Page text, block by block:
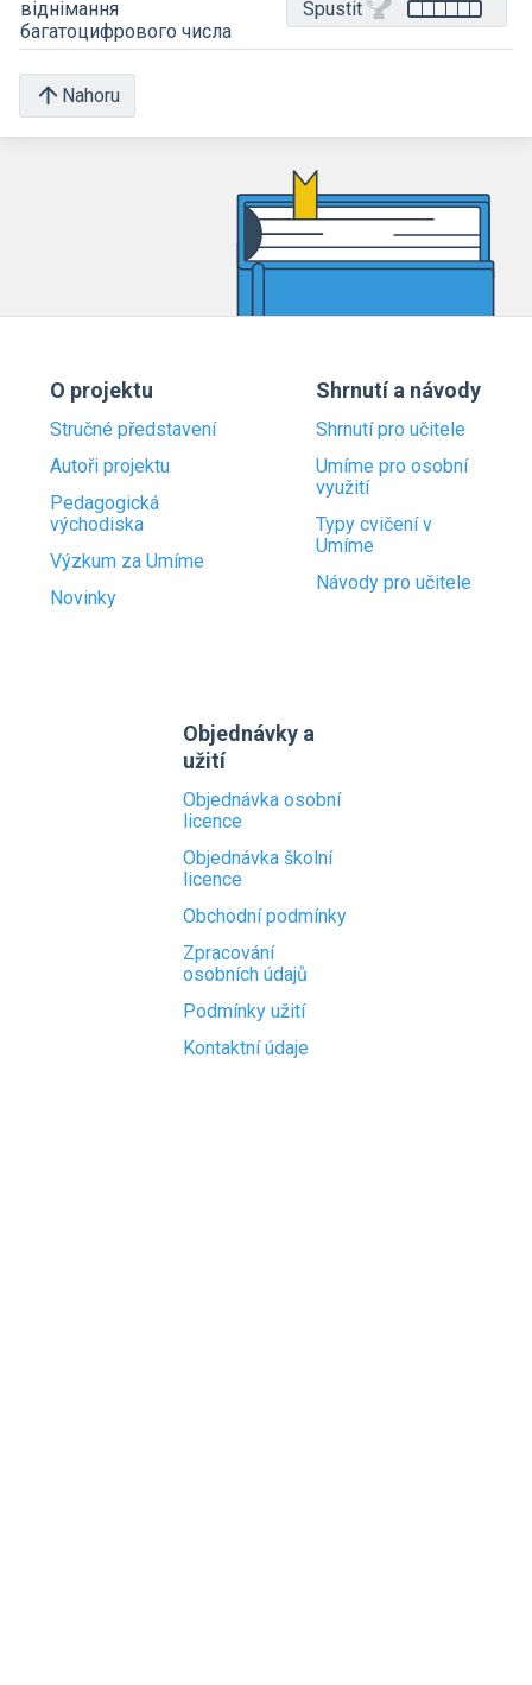
віднімання
багатоцифрового числа
Spustit
Nahoru
O projektu
Stručné představení
Autoři projektu
Pedagogická
východiska
Výzkum za Umíme
Novinky
Shrnutí a návody
Shrnutí pro učitele
Umíme pro osobní
využití
Typy cvičení v
Umíme
Návody pro učitele
Objednávky a
užití
Objednávka osobní
licence
Objednávka školní
licence
Obchodní podmínky
Zpracování
osobních údajů
Podmínky užití
Kontaktní údaje